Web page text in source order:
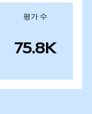
평가 수
75.8K